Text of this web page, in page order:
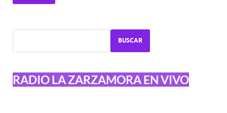
BUSCAR
RADIO LA ZARZAMORA EN VIVO